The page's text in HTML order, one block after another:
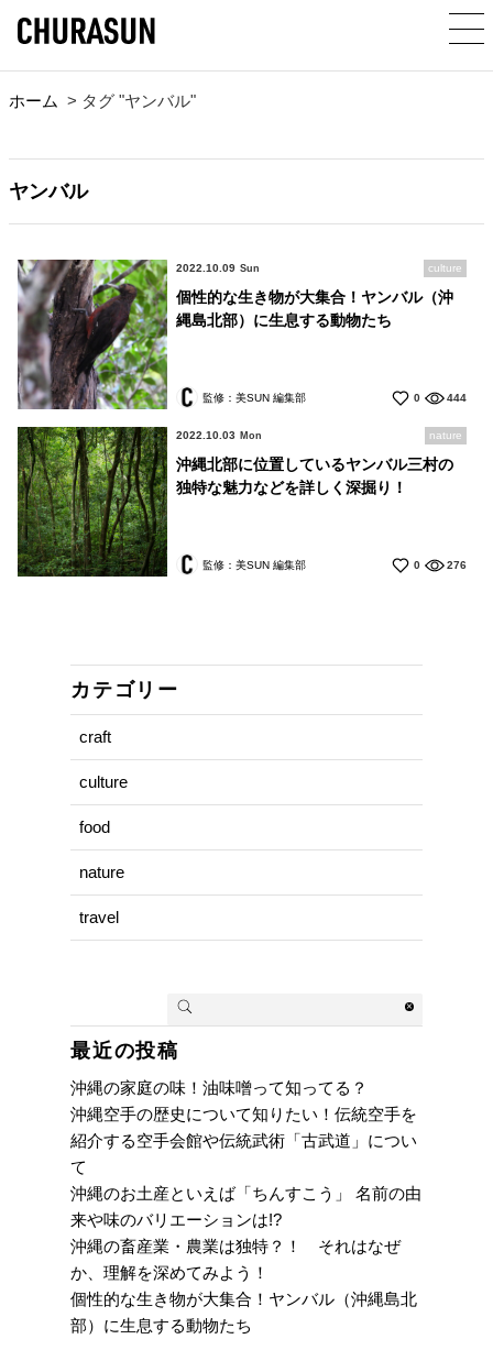
ホーム > タグ "ヤンバル"
ヤンバル
2022.10.09 Sun culture
個性的な生き物が大集合！ヤンバル（沖
縄島北部）に生息する動物たち
監修：美SUN 編集部 0 444
2022.10.03 Mon nature
沖縄北部に位置しているヤンバル三村の
独特な魅力などを詳しく深掘り！
監修：美SUN 編集部 0 276
カテゴリー
craft
culture
food
nature
travel
最近の投稿
沖縄の家庭の味！油味噌って知ってる？
沖縄空手の歴史について知りたい！伝統空手を
紹介する空手会館や伝統武術「古武道」につい
て
沖縄のお土産といえば「ちんすこう」 名前の由
来や味のバリエーションは!?
沖縄の畜産業・農業は独特？！ それはなぜ
か、理解を深めてみよう！
個性的な生き物が大集合！ヤンバル（沖縄島北
部）に生息する動物たち